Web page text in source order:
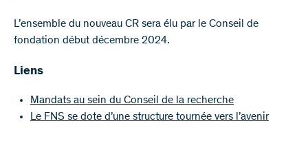
L’ensemble du nouveau CR sera élu par le Conseil de
fondation début décembre 2024.
Liens
Mandats au sein du Conseil de la recherche
Le FNS se dote d’une structure tournée vers l’avenir